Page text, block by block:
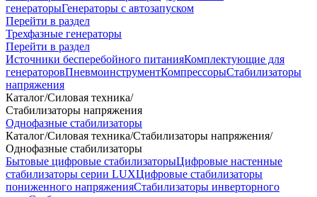
генераторыГенераторы с автозапуском
Перейти в раздел
Трехфазные генераторы
Перейти в раздел
Источники бесперебойного питанияКомплектующие для
генераторовПневмоинструментКомпрессорыСтабилизаторы
напряжения
Каталог/Силовая техника/
Стабилизаторы напряжения
Однофазные стабилизаторы
Каталог/Силовая техника/Стабилизаторы напряжения/
Однофазные стабилизаторы
Бытовые цифровые стабилизаторыЦифровые настенные
стабилизаторы серии LUXЦифровые стабилизаторы
пониженного напряженияСтабилизаторы инверторного